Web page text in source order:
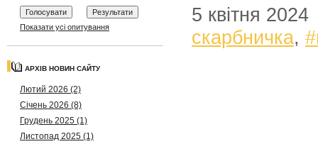
Показати усі опитування
АРХІВ НОВИН САЙТУ
Лютий 2026 (2)
Січень 2026 (8)
Грудень 2025 (1)
Листопад 2025 (1)
5 квітня 2024
скарбничка,